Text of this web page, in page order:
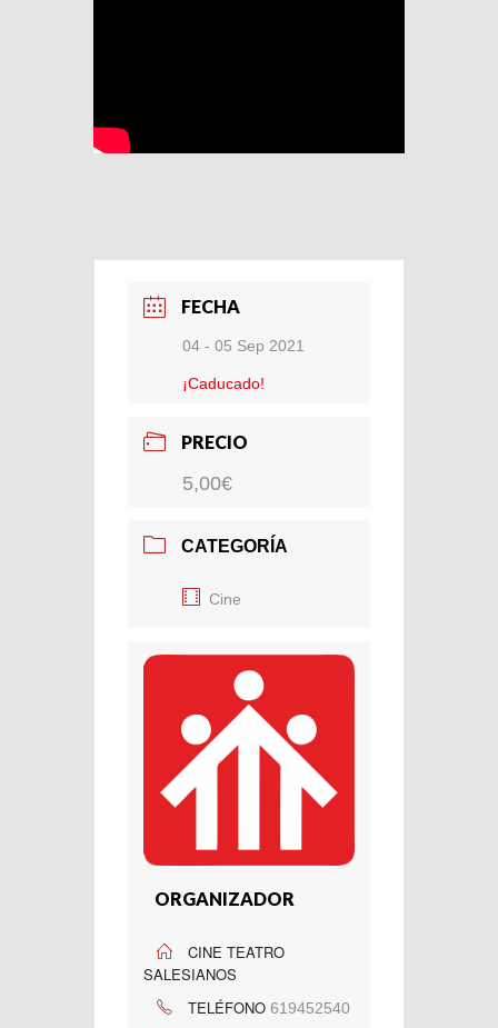
FECHA
04 - 05 Sep 2021
¡Caducado!
PRECIO
5,00€
CATEGORÍA
Cine
ORGANIZADOR
CINE TEATRO
SALESIANOS
TELÉFONO 619452540